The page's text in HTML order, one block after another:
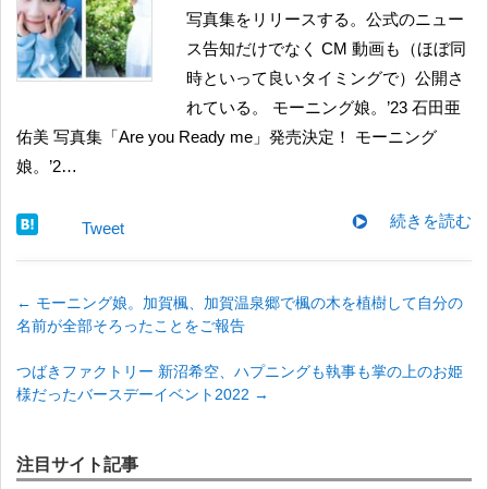
写真集をリリースする。公式のニュー
ス告知だけでなく CM 動画も（ほぼ同
時といって良いタイミングで）公開さ
れている。 モーニング娘。’23 石田亜
佑美 写真集「Are you Ready me」発売決定！ モーニング
娘。’2…
続きを読む
Tweet
← モーニング娘。加賀楓、加賀温泉郷で楓の木を植樹して自分の
名前が全部そろったことをご報告
つばきファクトリー 新沼希空、ハプニングも執事も掌の上のお姫
様だったバースデーイベント2022 →
注目サイト記事